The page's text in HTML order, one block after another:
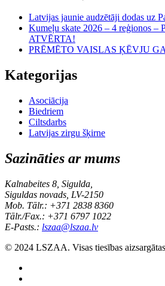
Latvijas jaunie audzētāji dodas uz
Kumeļu skate 2026 – 4 reģionos
ATVĒRTA!
PRĒMĒTO VAISLAS ĶĒVJU
Kategorijas
Asociācija
Biedriem
Ciltsdarbs
Latvijas zirgu šķirne
Sazināties ar mums
Kalnabeites 8, Sigulda,
Siguldas novads, LV-2150
Mob. Tālr.: +371 2838 8360
Tālr./Fax.: +371 6797 1022
E-Pasts.: lszaa@lszaa.lv
© 2024 LSZAA. Visas tiesības aizsargātas